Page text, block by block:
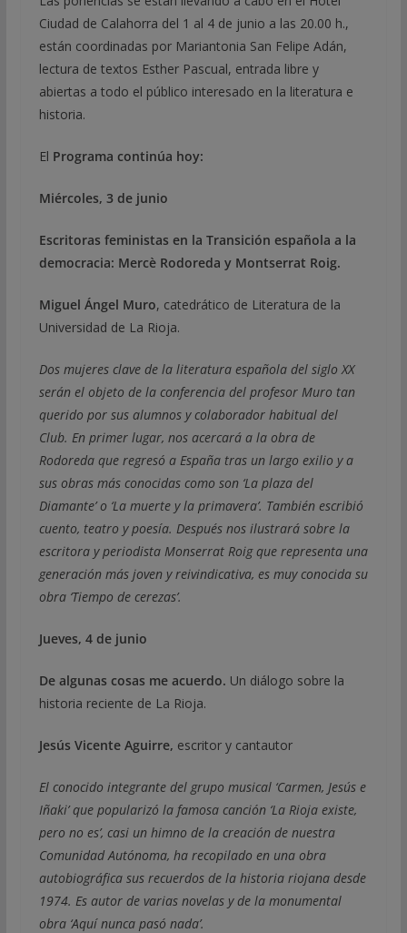
Ciudad de Calahorra del 1 al 4 de junio a las 20.00 h.,
están coordinadas por Mariantonia San Felipe Adán,
lectura de textos Esther Pascual, entrada libre y
abiertas a todo el público interesado en la literatura e
historia.
El Programa continúa hoy:
Miércoles, 3 de junio
Escritoras feministas en la Transición española a la
democracia: Mercè Rodoreda y Montserrat Roig.
Miguel Ángel Muro, catedrático de Literatura de la
Universidad de La Rioja.
Dos mujeres clave de la literatura española del siglo XX
serán el objeto de la conferencia del profesor Muro tan
querido por sus alumnos y colaborador habitual del
Club. En primer lugar, nos acercará a la obra de
Rodoreda que regresó a España tras un largo exilio y a
sus obras más conocidas como son ‘La plaza del
Diamante’ o ‘La muerte y la primavera’. También escribió
cuento, teatro y poesía. Después nos ilustrará sobre la
escritora y periodista Monserrat Roig que representa una
generación más joven y reivindicativa, es muy conocida su
obra ‘Tiempo de cerezas’.
Jueves, 4 de junio
De algunas cosas me acuerdo. Un diálogo sobre la
historia reciente de La Rioja.
Jesús Vicente Aguirre, escritor y cantautor
El conocido integrante del grupo musical ‘Carmen, Jesús e
Iñaki’ que popularizó la famosa canción ‘La Rioja existe,
pero no es’, casi un himno de la creación de nuestra
Comunidad Autónoma, ha recopilado en una obra
autobiográfica sus recuerdos de la historia riojana desde
1974. Es autor de varias novelas y de la monumental
obra ‘Aquí nunca pasó nada’.